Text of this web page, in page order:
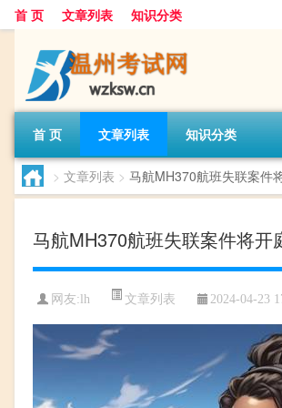
首 页 文章列表 知识分类
首 页 文章列表 知识分类
> 文章列表 > 马航MH370航班失联案件
马航MH370航班失联案件将
网友: lh 文章列表 2024-04-23